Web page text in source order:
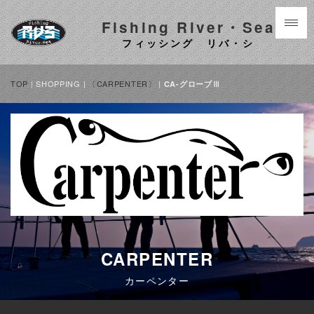
Fishing River・Sea
フィッシング リバ・シ
TOP | SHOPPING |〔CARPENTER〕 |CA-グローブⅢ
CARPENTER
カーペンター